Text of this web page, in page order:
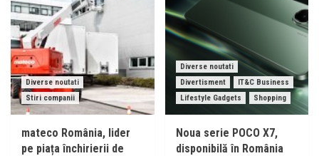
Diverse noutati
Stiri companii
mateco România, lider
pe piața închirierii de
Diverse noutati
Divertisment
IT&C Business
Lifestyle Gadgets
Shopping
Noua serie POCO X7,
disponibilă în România